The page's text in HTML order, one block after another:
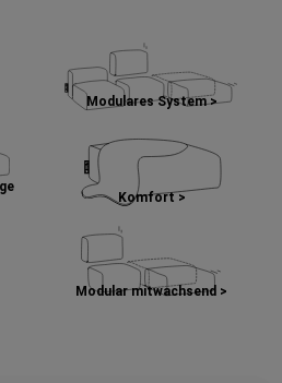
Modulares System >
Komfort >
Modular mitwachsend >